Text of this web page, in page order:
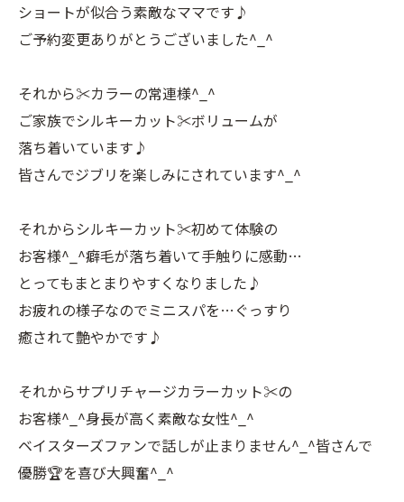
ショートが似合う素敵なママです♪
ご予約変更ありがとうございました^_^
それから✂️カラーの常連様^_^
ご家族でシルキーカット✂️ボリュームが
落ち着いています♪
皆さんでジブリを楽しみにされています^_^
それからシルキーカット✂️初めて体験の
お客様^_^癖毛が落ち着いて手触りに感動…
とってもまとまりやすくなりました♪
お疲れの様子なのでミニスパを…ぐっすり
癒されて艶やかです♪
それからサプリチャージカラーカット✂️の
お客様^_^身長が高く素敵な女性^_^
ベイスターズファンで話しが止まりません^_^皆さんで
優勝🏆を喜び大興奮^_^